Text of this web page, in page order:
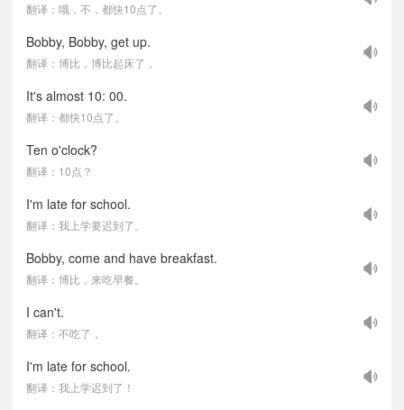
翻译：哦，不，都快10点了。
Bobby, Bobby, get up.
翻译：博比，博比起床了，
It's almost 10: 00.
翻译：都快10点了。
Ten o'clock?
翻译：10点？
I'm late for school.
翻译：我上学要迟到了。
Bobby, come and have breakfast.
翻译：博比，来吃早餐。
I can't.
翻译：不吃了，
I'm late for school.
翻译：我上学迟到了！